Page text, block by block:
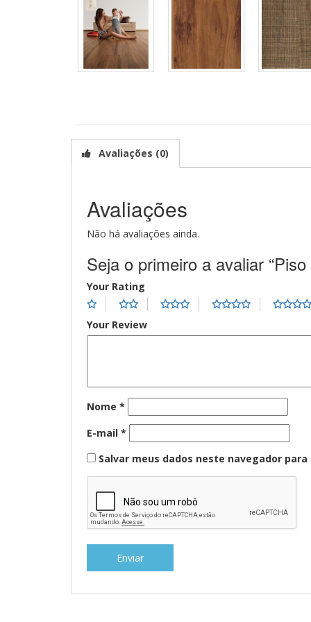
Avaliações (0)
Avaliações
Não há avaliações ainda.
Seja o primeiro a avaliar
Your Rating
Your Review
Nome *
E-mail *
Salvar meus dados neste navegador